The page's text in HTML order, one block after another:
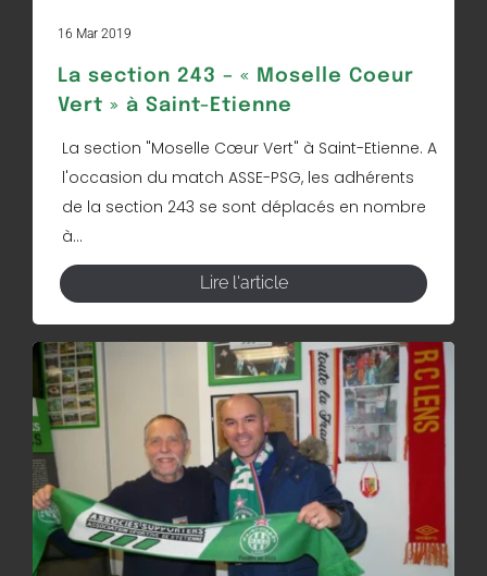
16 Mar 2019
La section 243 – « Moselle Coeur
Vert » à Saint-Etienne
La section "Moselle Cœur Vert" à Saint-Etienne. A
l'occasion du match ASSE-PSG, les adhérents
de la section 243 se sont déplacés en nombre
à...
Lire l'article